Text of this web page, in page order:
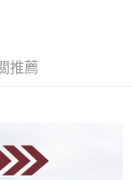
過，訂單將自動取
算日後寄送繳費提
直營門市／銀行轉
「AFTEE先享後付」
。
推薦